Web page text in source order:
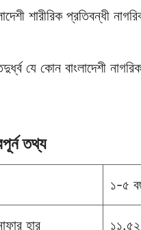
শারীরিক প্রতিবন্ধী
যে কোন বাংলাদেশী
তথ্য
১-৫
হার